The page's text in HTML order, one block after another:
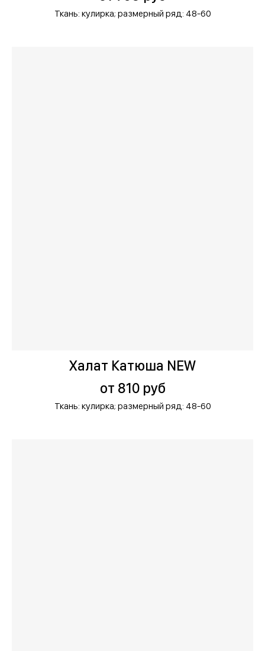
Ткань: кулирка; размерный ряд: 48-60
Халат Катюша NEW
от 810 руб
Ткань: кулирка; размерный ряд: 48-60